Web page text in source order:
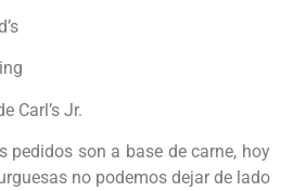
Carl’s Jr.
pedidos son a base de carne, hoy
no podemos dejar de lado